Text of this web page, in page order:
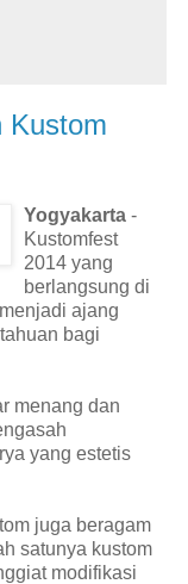
Kustom
Yogyakarta -
Kustomfest
2014 yang
berlangsung di
ajang
bagi
menang dan
yang estetis
juga beragam
satunya kustom
modifikasi